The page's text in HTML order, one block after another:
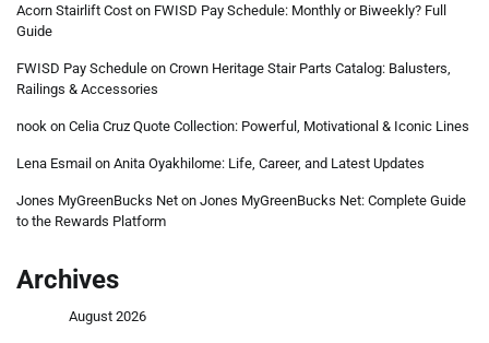
Acorn Stairlift Cost on FWISD Pay Schedule: Monthly or Biweekly? Full
Guide
FWISD Pay Schedule on Crown Heritage Stair Parts Catalog: Balusters,
Railings & Accessories
nook on Celia Cruz Quote Collection: Powerful, Motivational & Iconic Lines
Lena Esmail on Anita Oyakhilome: Life, Career, and Latest Updates
Jones MyGreenBucks Net on Jones MyGreenBucks Net: Complete Guide
to the Rewards Platform
Archives
August 2026